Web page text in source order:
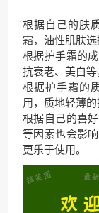
根据自己的肤
霜，油性肌肤选
根据护手霜的
抗衰老、美白等
根据护手霜的
用，质地轻薄的
根据自己的喜
等因素也会影
更乐于使用。